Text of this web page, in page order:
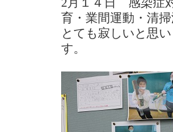
育・業間運動・清
とても寂しいと思
す。